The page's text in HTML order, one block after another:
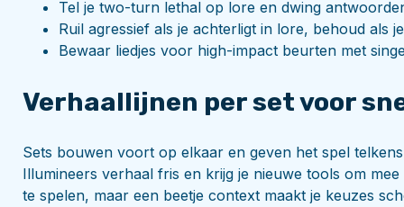
Tel je two-turn lethal op lore en dwing
Ruil agressief als je achterligt in lore, behoud als
Bewaar liedjes voor high-impact beurten met
Verhaallijnen per set voor
Sets bouwen voort op elkaar en geven het spel
Illumineers verhaal fris en krijg je nieuwe tools om
te spelen, maar een beetje context maakt je keuzes